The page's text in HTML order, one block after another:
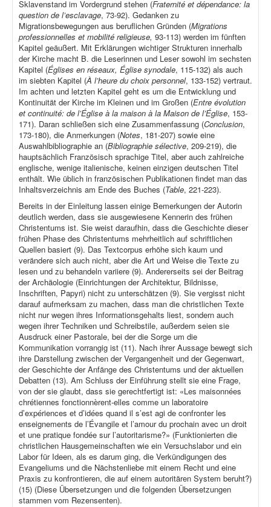
Sklavenstand im Vordergrund stehen (Fraternité et dépendance: la
question de l’esclavage, 73-92). Gedanken zu
Migrationsbewegungen aus beruflichen Gründen (Migrations
professionnelles et mobilité religieuse, 93-113) werden im fünften
Kapitel geäußert. Mit Erklärungen wichtiger Strukturen innerhalb
der Kirche macht B. die Leserinnen und Leser sowohl im sechsten
Kapitel (Églises en réseaux, Église synodale, 115-132) als auch
im siebten Kapitel (À l’heure du choix personnel, 133-152) vertraut.
Im achten und letzten Kapitel geht es um die Entwicklung und
Kontinuität der Kirche im Kleinen und im Großen (Entre évolution
et continuité: de l’Église à la maison à la Maison de l’Église, 153-
171). Daran schließen sich eine Zusammenfassung (Conclusion,
173-180), die Anmerkungen (Notes, 181-207) sowie eine
Auswahlbibliographie an (Bibliographie sélective, 209-219), die
hauptsächlich Französisch sprachige Titel, aber auch zahlreiche
englische, wenige italienische, keinen einzigen deutschen Titel
enthält. Wie üblich in französischen Publikationen findet man das
Inhaltsverzeichnis am Ende des Buches (Table, 221-223).
Bereits in der Einleitung lassen einige Bemerkungen der Autorin
deutlich werden, dass sie ausgewiesene Kennerin des frühen
Christentums ist. Sie weist daraufhin, dass die Geschichte dieser
frühen Phase des Christentums mehrheitlich auf schriftlichen
Quellen basiert (9). Das Textcorpus erhöhe sich kaum und
verändere sich auch nicht, aber die Art und Weise die Texte zu
lesen und zu behandeln variiere (9). Andererseits sei der Beitrag
der Archäologie (Einrichtungen der Architektur, Bildnisse,
Inschriften, Papyri) nicht zu unterschätzen (9). Sie vergisst nicht
darauf aufmerksam zu machen, dass man die christlichen Texte
nicht nur wegen ihres Informationsgehalts liest, sondern auch
wegen ihrer Techniken und Schreibstile, außerdem seien sie
Ausdruck einer Pastorale, bei der die Sorge um die
Kommunikation vorrangig ist (11). Nach ihrer Aussage bewegt sich
ihre Darstellung zwischen der Vergangenheit und der Gegenwart,
der Geschichte der Anfänge des Christentums und der aktuellen
Debatten (13). Am Schluss der Einführung stellt sie eine Frage,
von der sie glaubt, dass sie gerechtfertigt ist: «Les maisonnées
chrétiennes fonctionnèrent-elles comme un laboratoire
d’expériences et d’idées quand il s’est agi de confronter les
enseignements de l’Évangile et l’amour du prochain avec un droit
et une pratique fondée sur l’autoritarisme?» (Funktionierten die
christlichen Hausgemeinschaften wie ein Versuchslabor und ein
Labor für Ideen, als es darum ging, die Verkündigungen des
Evangeliums und die Nächstenliebe mit einem Recht und eine
Praxis zu konfrontieren, die auf einem autoritären System beruht?)
(15) (Diese Übersetzungen und die folgenden Übersetzungen
stammen vom Rezensenten).